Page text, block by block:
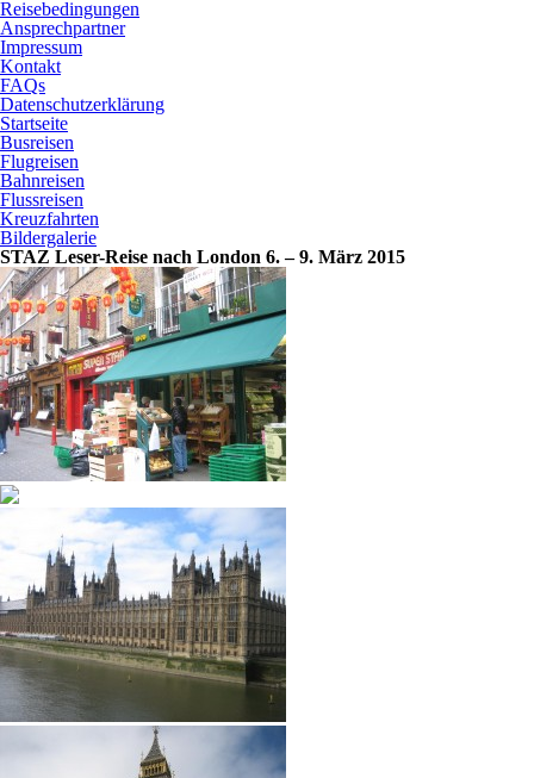
Reisebedingungen
Ansprechpartner
Impressum
Kontakt
FAQs
Datenschutzerklärung
Startseite
Busreisen
Flugreisen
Bahnreisen
Flussreisen
Kreuzfahrten
Bildergalerie
STAZ Leser-Reise nach London 6. – 9. März 2015